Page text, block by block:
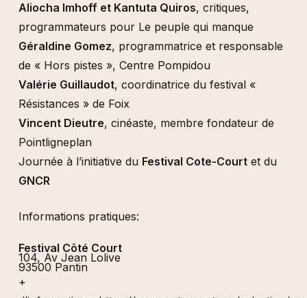
Aliocha Imhoff et Kantuta Quiros, critiques,
programmateurs pour Le peuple qui manque
Géraldine Gomez, programmatrice et responsable
de « Hors pistes », Centre Pompidou
Valérie Guillaudot, coordinatrice du festival «
Résistances » de Foix
Vincent Dieutre, cinéaste, membre fondateur de
Pointligneplan
Journée à l’initiative du Festival Cote-Courtet du
GNCR
Informations pratiques:
Festival Côté Court
104, Av Jean Lolive
93500 Pantin
+